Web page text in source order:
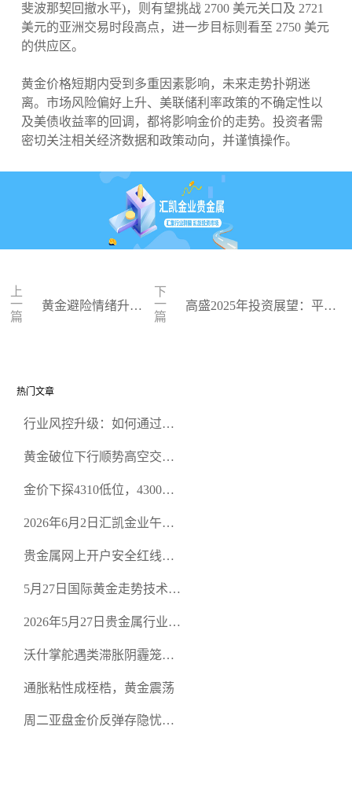
斐波那契回撤水平)，则有望挑战 2700 美元关口及 2721
美元的亚洲交易时段高点，进一步目标则看至 2750 美元
的供应区。
黄金价格短期内受到多重因素影响，未来走势扑朔迷
离。市场风险偏好上升、美联储利率政策的不确定性以
及美债收益率的回调，都将影响金价的走势。投资者需
密切关注相关经济数据和政策动向，并谨慎操作。
上
一
篇
黄金避险情绪升
下
一
篇
高盛2025年投资展望：平衡
热门文章
行业风控升级：如何通过正
规黄金开户交易平台？
黄金破位下行顺势高空交易
金价下探4310低位，4300关
2026年6月2日汇凯金业午盘
空头清算算法如何布防？
贵金属网上开户安全红线：
恶意洗盘陷阱
5月27日国际黄金走势技术盘
规黄金平台全方位行情解析
2026年5月27日贵金属行业新
正规贵金属开户平台迎开户
热潮
沃什掌舵遇类滞胀阴霾笼
通胀粘性成桎梏，黄金震荡
周二亚盘金价反弹存隐忧，